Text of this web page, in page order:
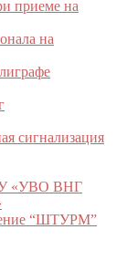
приеме на
на
сигнализация
«УВО ВНГ
“ШТУРМ”